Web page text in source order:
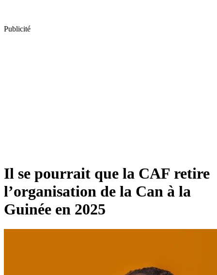
Publicité
Il se pourrait que la CAF retire
l’organisation de la Can à la
Guinée en 2025